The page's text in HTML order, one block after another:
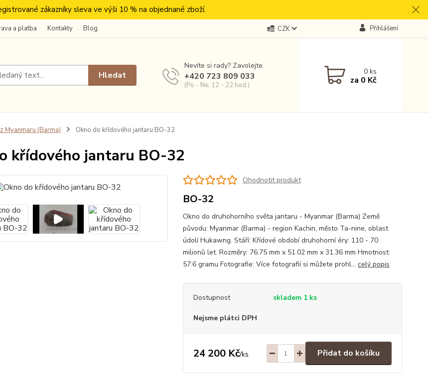
zákazníky sleva ve výši 10 % na objednané zboží.
a platba Kontakty Blog CZK Přihlášení
Hledat
Nevíte si rady? Zavolejte.
+420 723 809 033
(Po - Ne, 12 - 22 hod.)
0ks
za 0 Kč
Myanmaru (Barma) Okno do křídového jantaru BO-32
křídového jantaru BO-32
Ohodnotit produkt
BO-32
Okno do druhohorního světa jantaru - Myanmar (Barma) Země
původu: Myanmar (Barma) - region Kachin, město Ta-nine, oblast
údolí Hukawng. Stáří: Křídové období druhohorní éry: 110 - 70
milionů let. Rozměry: 76.75 mm x 51.02 mm x 31.36 mm Hmotnost:
57.6 gramu Fotografie: Více fotografií si můžete prohl... celý popis
Dostupnost skladem 1 ks
Nejsme plátci DPH
24 200 Kč/ks Přidat do košíku